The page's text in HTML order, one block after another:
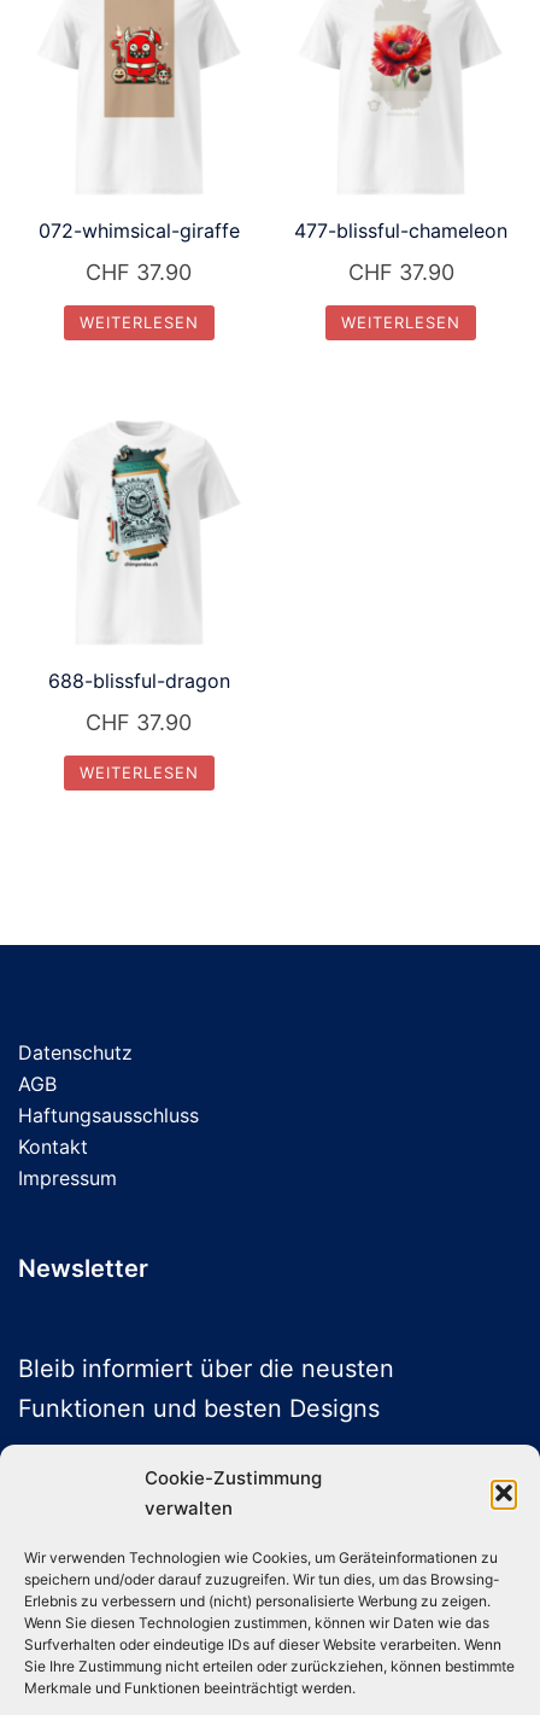
Cookie-Zustimmung
verwalten
Wir verwenden Technologien wie Cookies, um Geräteinformationen zu
speichern und/oder darauf zuzugreifen. Wir tun dies, um das Browsing-
Erlebnis zu verbessern und (nicht) personalisierte Werbung zu zeigen.
Wenn Sie diesen Technologien zustimmen, können wir Daten wie das
Surfverhalten oder eindeutige IDs auf dieser Website verarbeiten. Wenn
Sie Ihre Zustimmung nicht erteilen oder zurückziehen, können bestimmte
Merkmale und Funktionen beeinträchtigt werden.
072-whimsical-giraffe
CHF 37.90
WEITERLESEN
477-blissful-chameleon
CHF 37.90
WEITERLESEN
688-blissful-dragon
CHF 37.90
WEITERLESEN
Datenschutz
AGB
Haftungsausschluss
Kontakt
Impressum
Newsletter
Bleib informiert über die neusten
Funktionen und besten Designs
ABONNIEREN
Folge uns auf Social Media